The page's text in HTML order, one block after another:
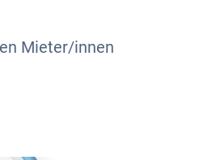
Mieter/innen